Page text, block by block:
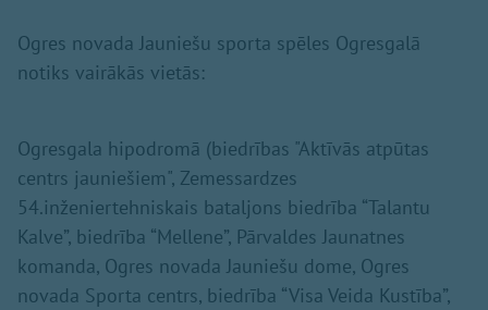
Ogres novada Jauniešu sporta spēles Ogresgalā
notiks vairākās vietās:
Ogresgala hipodromā (biedrības "Aktīvās atpūtas
centrs jauniešiem", Zemessardzes
54.inženiertehniskais bataljons biedrība “Talantu
Kalve”, biedrība “Mellene”, Pārvaldes Jaunatnes
komanda, Ogres novada Jauniešu dome, Ogres
novada Sporta centrs, biedrība “Visa Veida Kustība”,